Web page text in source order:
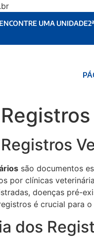
ENCONTRE UMA UNIDADE
são documentos
por clínicas
doenças pré-
é crucial para
dos